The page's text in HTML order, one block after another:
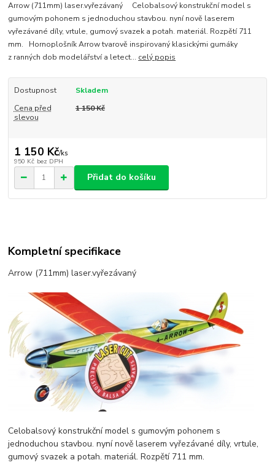
Arrow (711mm) laser.vyřezávaný Celobalsový konstrukční model s
gumovým pohonem s jednoduchou stavbou. nyní nově laserem
vyřezávané díly, vrtule, gumový svazek a potah. materiál. Rozpětí 711
mm. Hornoplošník Arrow tvarově inspirovaný klasickými gumáky
z ranných dob modelářství a letect... celý popis
Dostupnost
Skladem
Cena před
slevou
1 150 Kč
1 150 Kč/ks
950 Kč bez DPH
Přidat do košíku
Kompletní specifikace
Arrow (711mm) laser.vyřezávaný
Celobalsový konstrukční model s gumovým pohonem s
jednoduchou stavbou. nyní nově laserem vyřezávané díly, vrtule,
gumový svazek a potah. materiál. Rozpětí 711 mm.